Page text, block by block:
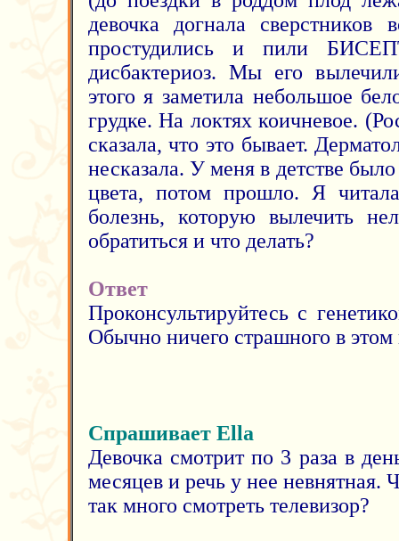
девочка догнала
простудились и пили
дисбактериоз. Мы его
этого я заметила небольшое
грудке. На локтях коичневое.
сказала, что это бывает.
несказала. У меня в детстве
цвета, потом прошло. Я
болезнь, которую вылечить
обратиться и что делать?
Ответ
Проконсультируйтесь с
Обычно ничего страшного в этом
Спрашивает Ella
Девочка смотрит по 3 раза в
месяцев и речь у нее невнятная.
так много смотреть телевизор?